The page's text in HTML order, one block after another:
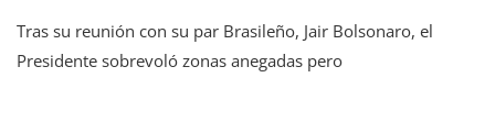
Tras su reunión con su par Brasileño, Jair Bolsonaro, el
Presidente sobrevoló zonas anegadas pero